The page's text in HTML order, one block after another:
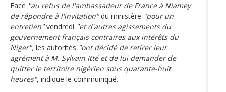
Face "au refus de l'ambassadeur de France à Niamey
de répondre à l'invitation"du ministère "pour un
entretien"vendredi "et d'autres agissements du
gouvernement français contraires aux intérêts du
Niger", les autorités "ont décidé de retirer leur
agrément à M. Sylvain Itté et de lui demander de
quitter le territoire nigérien sous quarante-huit
heures", indique le communiqué.